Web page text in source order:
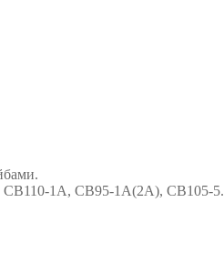
СВ110-1А, СВ95-1А(2А), СВ105-5.